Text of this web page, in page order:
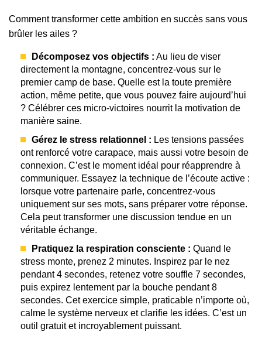
Comment transformer cette ambition en succès sans vous
brûler les ailes ?
Décomposez vos objectifs : Au lieu de viser
directement la montagne, concentrez-vous sur le
premier camp de base. Quelle est la toute première
action, même petite, que vous pouvez faire aujourd’hui
? Célébrer ces micro-victoires nourrit la motivation de
manière saine.
Gérez le stress relationnel : Les tensions passées
ont renforcé votre carapace, mais aussi votre besoin de
connexion. C’est le moment idéal pour réapprendre à
communiquer. Essayez la technique de l’écoute active :
lorsque votre partenaire parle, concentrez-vous
uniquement sur ses mots, sans préparer votre réponse.
Cela peut transformer une discussion tendue en un
véritable échange.
Pratiquez la respiration consciente : Quand le
stress monte, prenez 2 minutes. Inspirez par le nez
pendant 4 secondes, retenez votre souffle 7 secondes,
puis expirez lentement par la bouche pendant 8
secondes. Cet exercice simple, praticable n’importe où,
calme le système nerveux et clarifie les idées. C’est un
outil gratuit et incroyablement puissant.